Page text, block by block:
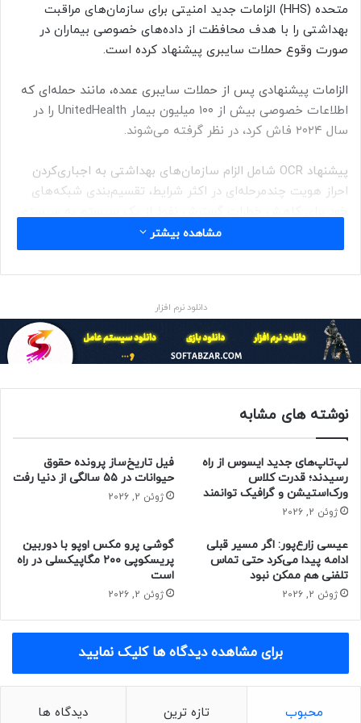
متحده (HHS) الزامات جدید امنیتی برای سازمان‌های مراقبت
بهداشتی را با هدف محافظت از داده‌های خصوصی بیماران در
صورت وقوع حملات سایبری پیشنهاد کرده است.
الزامات پیشنهادی پس از حملات سایبری عمده‌، مانند حمله‌ای که
اطلاعات خصوصی بیش از ۱۰۰ میلیون بیمار UnitedHealth را در
سال ۲۰۲۴ فاش کرد، در نظر گرفته می‌شوند.
پیشنهاد OCR شامل الزام سازمان‌های بهداشتی به اجباری‌کردن
احراز هویت چندمرحله‌ای در اکثر شرایط، تقسیم‌بندی شبکه‌های
دیگر و رمزگذاری داده‌های بیماران می‌شود، به طوری که حتی اگر
دزدیده شوند، قابل دسترس نباشند. OCR گروه‌های تحت نظارت را
ملزم می‌کند تا اقدامات خاصی را در زمینه‌ی تجزیه‌وتحلیل ریسک
قوانین جدید OCR بخشی از استراتژی امنیت سایبری است که
دولت
سال ۲۰۲۳ وضع کرد. پس از طی شدن مراحل
مسئولیت‌پذیری بیمه‌ی درمانی» (HIPAA) سال ۱۹۹۶ به شمار
خواهد آمد.
مقاله‌های مرتبط
مشاهده بیشتر
دانلود نرم افزار
نوشته های مشابه
لپ‌تاپ‌های جدید ایسوس از راه
رسیدند؛ قدرت کلاس
ورک‌استیشن و گرافیک توانمند
ژوئن 2, 2026
فیل تاریخ‌ساز پرونده حقوق
حیوانات در ۵۵ سالگی از دنیا رفت
ژوئن 2, 2026
عیسی زارع‌پور: اگر مسیر قبلی
ادامه پیدا می‌کرد حتی تماس
تلفنی هم ممکن نبود
ژوئن 2, 2026
گوشی پرو مکس اوپو با دوربین
پریسکوپی ۲۰۰ مگاپیکسلی در راه
است
ژوئن 2, 2026
برای مشاهده دیدگاه ها کلیک نمایید
محبوب تازه ترین دیدگاه ها